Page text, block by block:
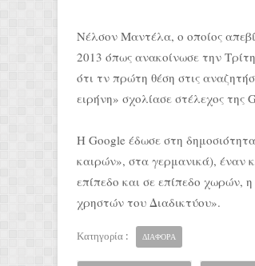
Νέλσον Μαντέλα, ο οποίος
2013 όπως ανακοίνωσε την
ότι τν πρώτη θέση στις
ειρήνη» σχολίασε στέλεχος της
Η Google έδωσε στη
καιρών», στα γερμανικά), έναν
επίπεδο και σε επίπεδο χωρών,
χρηστών του Διαδικτύου».
Κατηγορία : ΔΙΑΦΟΡΑ